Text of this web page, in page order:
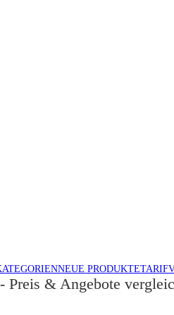
NEUE PRODUKTE
Preis & Angebote